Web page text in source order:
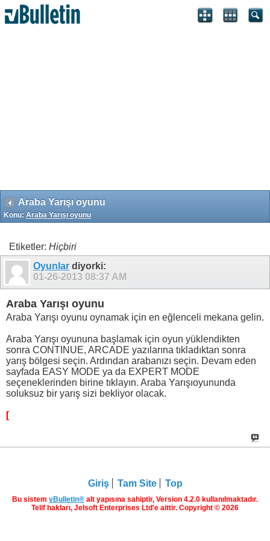
Araba Yarışı oyunu
Konu: Araba Yarışı oyunu
Etiketler: Hiçbiri
Oyunlar diyorki:
01-26-2013 08:37 AM
Araba Yarışı oyunu
Araba Yarışı oyunu oynamak için en eğlenceli mekana gelin.
Araba Yarışı oyununa başlamak için oyun yüklendikten
sonra CONTINUE, ARCADE yazılarına tıkladıktan sonra
yarış bölgesi seçin. Ardından arabanızı seçin. Devam eden
sayfada EASY MODE ya da EXPERT MODE
seçeneklerinden birine tıklayın. Araba Yarışıoyununda
soluksuz bir yarış sizi bekliyor olacak.
[
Giriş Tam Site Top
Bu sistem vBulletin® alt yapısına sahiptir, Version 4.2.0 kullanılmaktadır.
Telif hakları, Jelsoft Enterprises Ltd'e aittir. Copyright © 2026
Search Engine Optimization by vBSEO 3.6.1 ©2011, Crawlability,